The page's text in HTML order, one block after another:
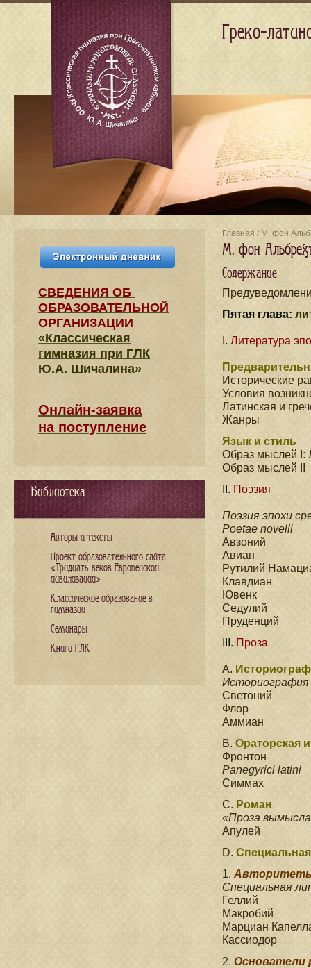
Главная / М. фон
М. фон
Содержание
Пятая глава:
I. Литература
Исторические
Условия
Латинская и
Жанры
Язык и стиль
Образ мыслей I:
Образ мыслей II
II. Поэзия
Поэзия эпохи
Poetae novelli
Авзоний
Авиан
Рутилий
Клавдиан
Ювенк
Седулий
Пруденций
III. Проза
А.
Историография
Светоний
Флор
Аммиан
B. Ораторская
Фронтон
Panegyrici latini
Симмах
C. Роман
«Проза
Апулей
D.
1.
Специальная
Геллий
Макробий
Марциан
Кассиодор
2. Основатели
СВЕДЕНИЯ​ ОБ
ОБРАЗОВАТЕЛЬНОЙ
ОРГАНИЗАЦИИ
«Классическая
гимназия при ГЛК
Ю.А. Шичалина»
Онлайн-заявка
на поступление
Библиотека
Авторы и тексты
Проект образовательного сайта
«Тридцать веков Европейской
цивилизации»
Классическое образование в
гимназии
Семинары
Книги ГЛК
Греко-